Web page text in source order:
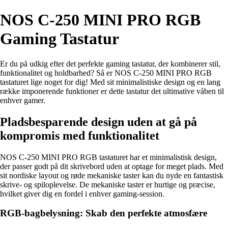
NOS C-250 MINI PRO RGB
Gaming Tastatur
Er du på udkig efter det perfekte gaming tastatur, der kombinerer stil,
funktionalitet og holdbarhed? Så er NOS C-250 MINI PRO RGB
tastaturet lige noget for dig! Med sit minimalistiske design og en lang
række imponerende funktioner er dette tastatur det ultimative våben til
enhver gamer.
Pladsbesparende design uden at gå på
kompromis med funktionalitet
NOS C-250 MINI PRO RGB tastaturet har et minimalistisk design,
der passer godt på dit skrivebord uden at optage for meget plads. Med
sit nordiske layout og røde mekaniske taster kan du nyde en fantastisk
skrive- og spiloplevelse. De mekaniske taster er hurtige og præcise,
hvilket giver dig en fordel i enhver gaming-session.
RGB-bagbelysning: Skab den perfekte atmosfære